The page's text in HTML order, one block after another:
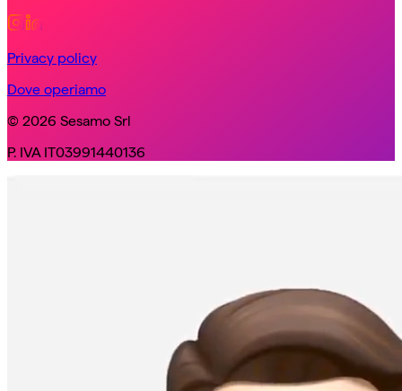
Privacy policy
Dove operiamo
© 2026 Sesamo Srl
P. IVA IT03991440136